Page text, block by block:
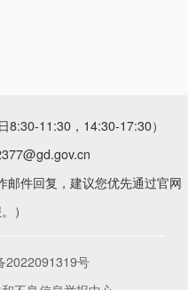
8:30-11:30，14:30-17:30）
邮件回复，建议您优先通过官网
）
2022091319号